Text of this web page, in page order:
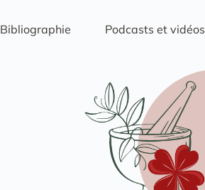
Bibliographie Podcasts et vidéos